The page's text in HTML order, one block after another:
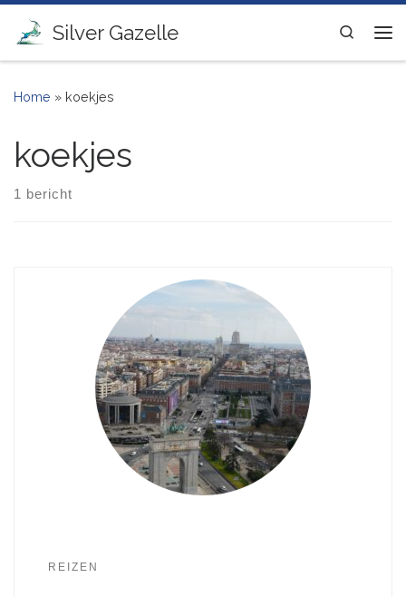
Ga naar inhoud
Silver Gazelle
Search
Home » koekjes
koekjes
1 bericht
REIZEN